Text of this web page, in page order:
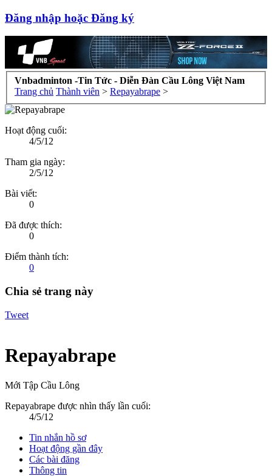
Đăng nhập hoặc Đăng ký
Vnbadminton -Tin Tức - Diễn Đàn Cầu Lông Việt Nam
Trang chủ Thành viên > Repayabrape >
Hoạt động cuối:
4/5/12
Tham gia ngày:
2/5/12
Bài viết:
0
Đã được thích:
0
Điểm thành tích:
0
Chia sẻ trang này
Tweet
Repayabrape
Mới Tập Cầu Lông
Repayabrape được nhìn thấy lần cuối:
4/5/12
Tin nhắn hồ sơ
Hoạt động gần đây
Các bài đăng
Thông tin